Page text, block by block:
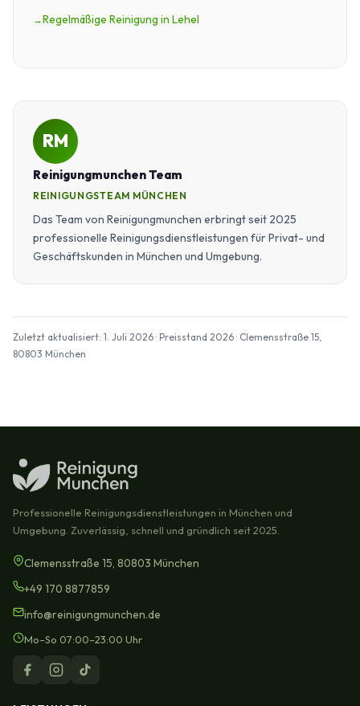
Regelmäßige Reinigung in Lehel
RM
Reinigungmunchen Team
REINIGUNGSTEAM MÜNCHEN
Das Team von Reinigungmunchen erbringt seit 2025
professionelle Reinigungsdienstleistungen für Privat- und
Geschäftskunden in München und Umgebung.
Zuletzt aktualisiert: 1. Juli 2026 · Preisstand 2026 · Clemensstraße 15,
80803 München
Professionelle Reinigungsdienstleistungen in München und
Umgebung. Zuverlässig, schnell und gründlich seit 2025.
Clemensstraße 15, 80803 München
+49 170 8877859
info@reinigungmunchen.de
Mo–So 07:00–23:00 Uhr